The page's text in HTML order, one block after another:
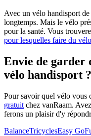
Avec un vélo handisport
longtemps. Mais le vélo
pour la santé. Vous
pour lesquelles faire du
Envie de garder
vélo handisport ?
Pour savoir quel vélo vous
gratuit chez vanRaam.
ferons un plaisir d'y
BalanceTricyclesEasy Go